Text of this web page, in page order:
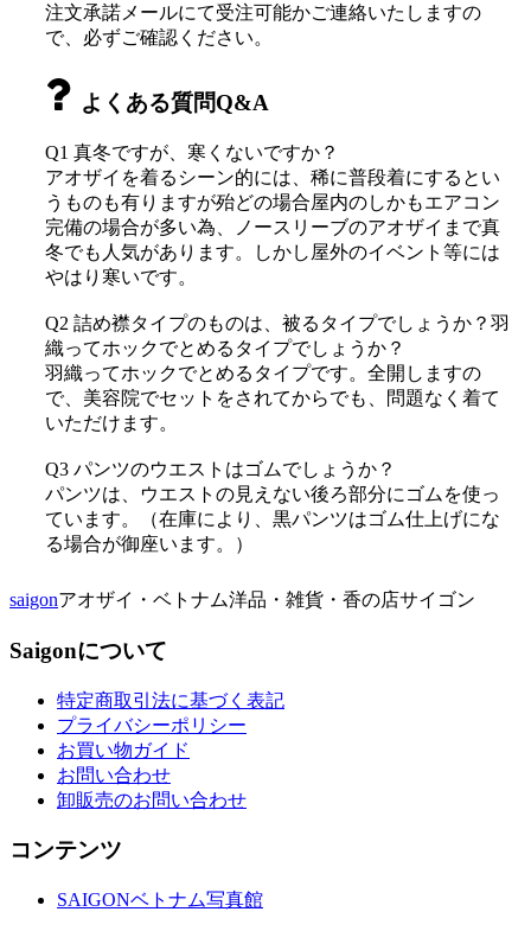
注文承諾メールにて受注可能かご連絡いたしますの
で、必ずご確認ください。
よくある質問Q&A
Q1 真冬ですが、寒くないですか？
アオザイを着るシーン的には、稀に普段着にするとい
うものも有りますが殆どの場合屋内のしかもエアコン
完備の場合が多い為、ノースリーブのアオザイまで真
冬でも人気があります。しかし屋外のイベント等には
やはり寒いです。
Q2 詰め襟タイプのものは、被るタイプでしょうか？羽
織ってホックでとめるタイプでしょうか？
羽織ってホックでとめるタイプです。全開しますの
で、美容院でセットをされてからでも、問題なく着て
いただけます。
Q3 パンツのウエストはゴムでしょうか？
パンツは、ウエストの見えない後ろ部分にゴムを使っ
ています。（在庫により、黒パンツはゴム仕上げにな
る場合が御座います。）
saigonアオザイ・ベトナム洋品・雑貨・香の店サイゴン
Saigonについて
特定商取引法に基づく表記
プライバシーポリシー
お買い物ガイド
お問い合わせ
卸販売のお問い合わせ
コンテンツ
SAIGONベトナム写真館